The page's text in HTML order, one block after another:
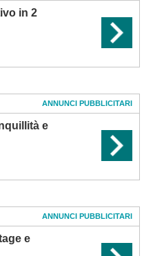
in 2
ANNUNCI PUBBLICITARI
e
ANNUNCI PUBBLICITARI
e